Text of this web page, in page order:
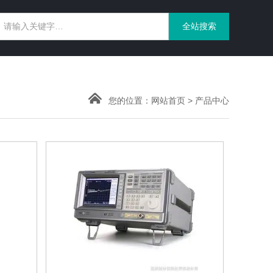
您的位置： 网站首页 > 产品中心